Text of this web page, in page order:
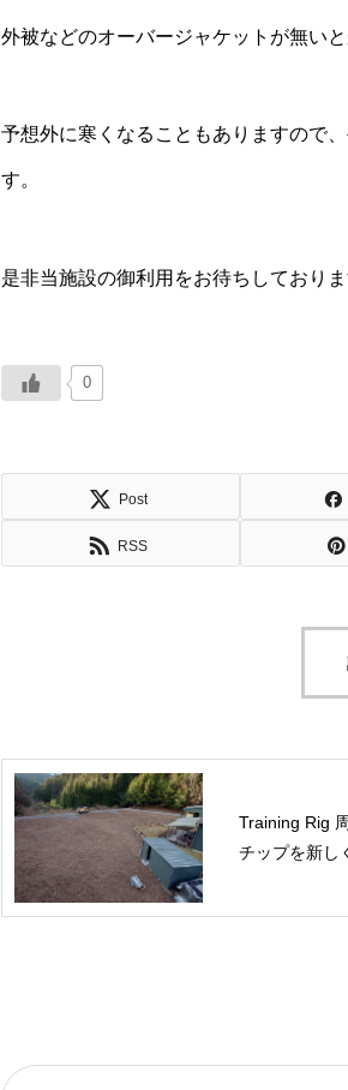
外被などのオーバージャケットが無い
予想外に寒くなることもありますので
す。
是非当施設の御利用をお待ちしておりま
0
Post
RSS
Training Rig
チップを新し